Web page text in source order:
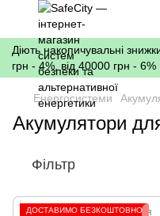
Діють накопичувальні
грн - 4%, від 40000 грн - 6%
Енергосистеми
Акумулятори
Фільтр
ДОСТАВИМО БЕЗКОШТОВНО